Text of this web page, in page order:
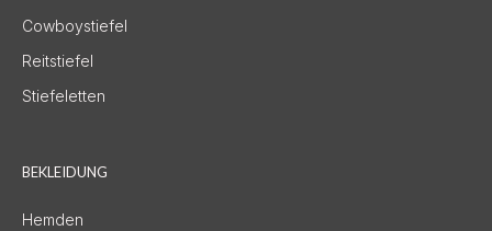
Cowboystiefel
Reitstiefel
Stiefeletten
BEKLEIDUNG
Hemden